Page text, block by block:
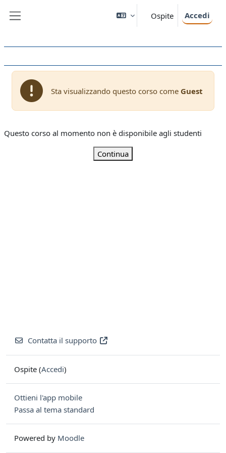
Ospite Accedi
Sta visualizzando questo corso come Guest
Questo corso al momento non è disponibile agli studenti
Continua
Contatta il supporto
Ospite (Accedi)
Ottieni l'app mobile
Passa al tema standard
Powered by Moodle